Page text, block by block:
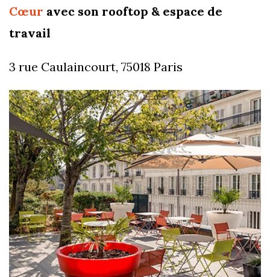
Cœur avec son rooftop & espace de
travail
3 rue Caulaincourt, 75018 Paris